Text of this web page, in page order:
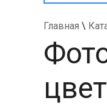
Главная \